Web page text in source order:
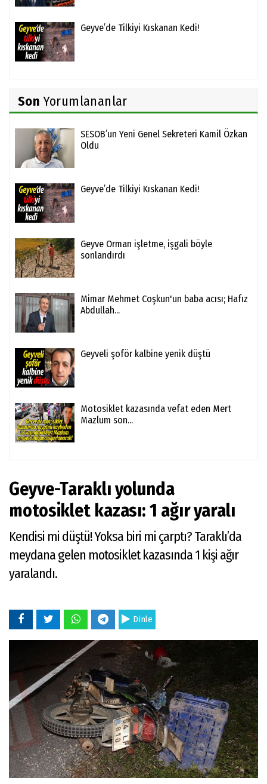
Geyve’de Tilkiyi Kıskanan Kedi!
Son Yorumlananlar
SESOB’un Yeni Genel Sekreteri Kamil Özkan
Oldu
Geyve’de Tilkiyi Kıskanan Kedi!
Geyve Orman işletme, işgali böyle
sonlandırdı
Mimar Mehmet Coşkun'un baba acısı; Hafız
Abdullah...
Geyveli şoför kalbine yenik düştü
Motosiklet kazasında vefat eden Mert
Mazlum son...
Geyve-Taraklı yolunda
motosiklet kazası: 1 ağır yaralı
Kendisi mi düştü! Yoksa biri mi çarptı? Taraklı’da
meydana gelen motosiklet kazasında 1 kişi ağır
yaralandı.
Dinle